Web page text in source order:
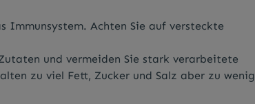
Immunsystem. Achten Sie auf versteckte
und vermeiden Sie stark verarbeitete
zu viel Fett, Zucker und Salz aber zu wenig